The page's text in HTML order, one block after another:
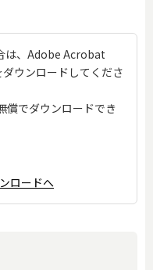
は、Adobe Acrobat
ウンロードしてくださ
償でダウンロードでき
ロードへ